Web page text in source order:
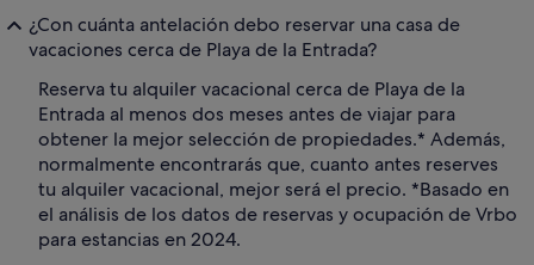
¿Con cuánta antelación debo reservar una casa de
vacaciones cerca de Playa de la Entrada?
Reserva tu alquiler vacacional cerca de Playa de la
Entrada al menos dos meses antes de viajar para
obtener la mejor selección de propiedades.* Además,
normalmente encontrarás que, cuanto antes reserves
tu alquiler vacacional, mejor será el precio. *Basado en
el análisis de los datos de reservas y ocupación de Vrbo
para estancias en 2024.